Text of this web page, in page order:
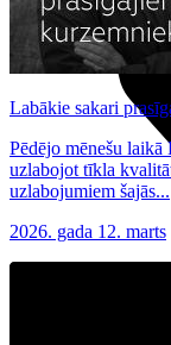
Labākie sakari
Pēdējo mēnešu
uzlabojot tīkla
uzlabojumiem šajās...
2026. gada 12. marts